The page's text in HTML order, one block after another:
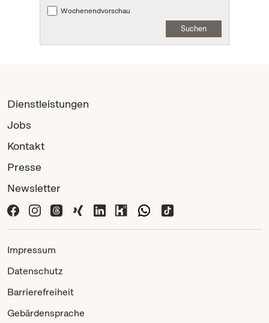
Wochenendvorschau
Suchen
Dienstleistungen
Jobs
Kontakt
Presse
Newsletter
Impressum
Datenschutz
Barrierefreiheit
Gebärdensprache